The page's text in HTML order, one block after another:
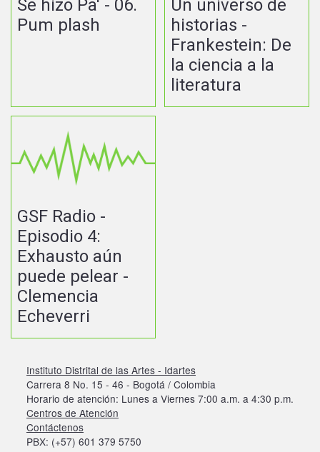
Se hizo Pa' - 06.
Pum plash
Un universo de
historias -
Frankestein: De
la ciencia a la
literatura
GSF Radio -
Episodio 4:
Exhausto aún
puede pelear -
Clemencia
Echeverri
Instituto Distrital de las Artes - Idartes
Carrera 8 No. 15 - 46 - Bogotá / Colombia
Horario de atención: Lunes a Viernes 7:00 a.m. a 4:30 p.m.
Centros de Atención
Contáctenos
PBX: (+57) 601 379 5750